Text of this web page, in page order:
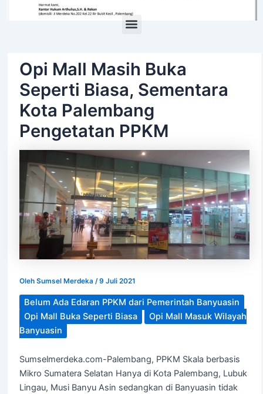
Opi Mall Masih Buka
Seperti Biasa, Sementara
Kota Palembang
Pengetatan PPKM
Oleh Sumsel Merdeka /9 Juli 2021
Belum Ada Edaran PPKM dari Pemerintah Banyuasin
Opi Mall Buka Seperti Biasa
Opi Mall Masuk Wilayah
Banyuasin
Sumselmerdeka.com-Palembang, PPKM Skala berbasis
Mikro Sumatera Selatan Hanya di Kota Palembang, Lubuk
Lingau, Musi Banyu Asin sedangkan di Banyuasin tidak